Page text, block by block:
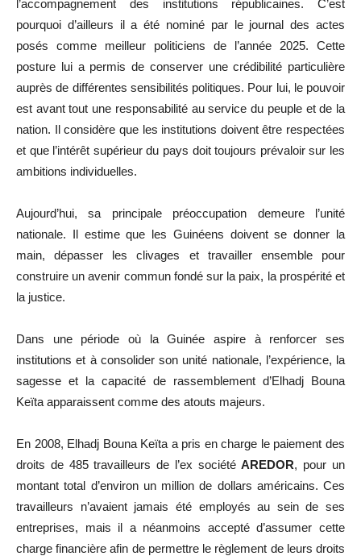
l’accompagnement des institutions républicaines. C’est
pourquoi d’ailleurs il a été nominé par le journal des actes
posés comme meilleur politiciens de l’année 2025. Cette
posture lui a permis de conserver une crédibilité particulière
auprès de différentes sensibilités politiques. Pour lui, le pouvoir
est avant tout une responsabilité au service du peuple et de la
nation. Il considère que les institutions doivent être respectées
et que l’intérêt supérieur du pays doit toujours prévaloir sur les
ambitions individuelles.
Aujourd’hui, sa principale préoccupation demeure l’unité
nationale. Il estime que les Guinéens doivent se donner la
main, dépasser les clivages et travailler ensemble pour
construire un avenir commun fondé sur la paix, la prospérité et
la justice.
Dans une période où la Guinée aspire à renforcer ses
institutions et à consolider son unité nationale, l’expérience, la
sagesse et la capacité de rassemblement d’Elhadj Bouna
Keïta apparaissent comme des atouts majeurs.
En 2008, Elhadj Bouna Keïta a pris en charge le paiement des
droits de 485 travailleurs de l’ex sociétéAREDOR, pour un
montant total d’environ un million de dollars américains. Ces
travailleurs n’avaient jamais été employés au sein de ses
entreprises, mais il a néanmoins accepté d’assumer cette
charge financière afin de permettre le règlement de leurs droits